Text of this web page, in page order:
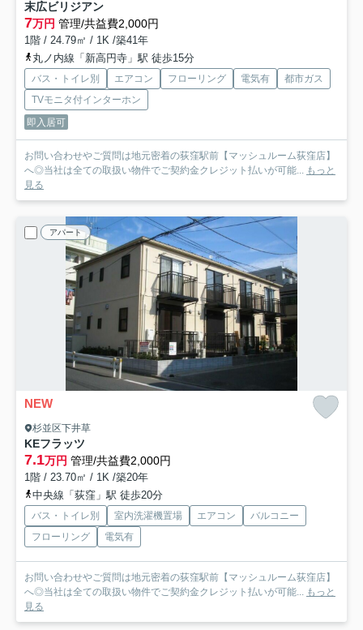
末広ビリジアン
7万円 管理/共益費2,000円
1階 / 24.79㎡ / 1K /築41年
丸ノ内線「新高円寺」駅 徒歩15分
バス・トイレ別 エアコン フローリング 電気有
都市ガス
TVモニタ付インターホン
即入居可
お問い合わせやご質問は地元密着の荻窪駅前【マッシュルーム荻窪店】
へ◎当社は全ての取扱い物件でご契約金クレジット払いが可能... もっと
見る
アパート
NEW
杉並区下井草
KEフラッツ
7.1万円 管理/共益費2,000円
1階 / 23.70㎡ / 1K /築20年
中央線「荻窪」駅 徒歩20分
バス・トイレ別 室内洗濯機置場 エアコン
バルコニー
フローリング
電気有
お問い合わせやご質問は地元密着の荻窪駅前【マッシュルーム荻窪店】
へ◎当社は全ての取扱い物件でご契約金クレジット払いが可能... もっと
見る